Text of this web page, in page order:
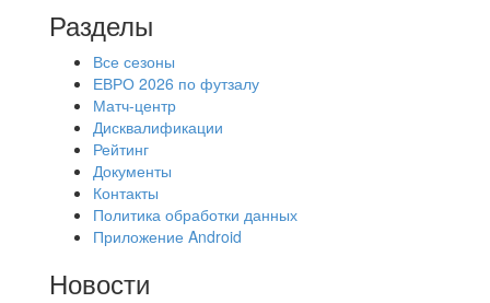
Разделы
Все сезоны
ЕВРО 2026 по футзалу
Матч-центр
Дисквалификации
Рейтинг
Документы
Контакты
Политика обработки данных
Приложение Android
Новости